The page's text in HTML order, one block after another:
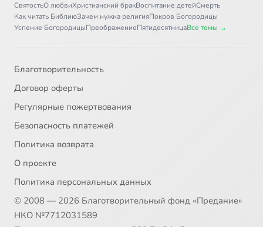
32 Церковные службы
История христианства
35 Материальные ценности
36 Здоровье человека
38 Православные СМИ
СвятостьО любвиХристианский бракВоспитание детейСмерть
Как читать БиблиюЗачем нужна религияПокров Богородицы
Успение БогородицыПреображениеПятидесятницаВсе темы →
Благотворительность
Договор оферты
Регулярные пожертвования
Безопасность платежей
Политика возврата
О проекте
Политика персональных данных
© 2008 — 2026 Благотворительный фонд «Предание»
НКО №7712031589